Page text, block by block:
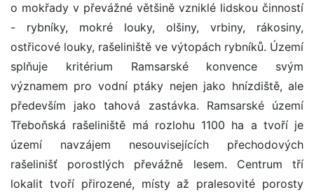
o mokřady v převážné většině vzniklé lidskou činností
- rybníky, mokré louky, olšiny, vrbiny, rákosiny,
ostřicové louky, rašeliniště ve výtopách rybníků. Území
splňuje kritérium Ramsarské konvence svým
významem pro vodní ptáky nejen jako hnízdiště, ale
především jako tahová zastávka. Ramsarské území
Třeboňská rašeliniště má rozlohu 1100 ha a tvoří je
území navzájem nesouvisejících přechodových
rašelinišť porostlých převážně lesem. Centrum tří
lokalit tvoří přirozené, místy až pralesovité porosty